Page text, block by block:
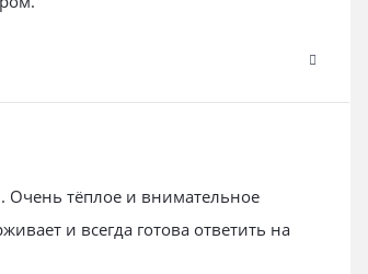
тёплое и внимательное
и всегда готова ответить на